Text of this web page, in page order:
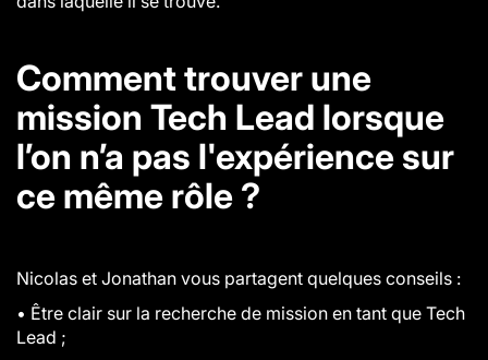
Comment trouver une
mission Tech Lead lorsque
l’on n’a pas l'expérience sur
ce même rôle ?
Nicolas et Jonathan vous partagent quelques conseils :
• Être clair sur la recherche de mission en tant que Tech
Lead ;